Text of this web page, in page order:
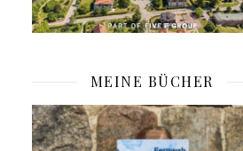
MEINE BÜCHER